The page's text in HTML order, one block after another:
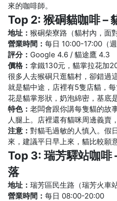
來的咖啡師。
Top 2: 猴硐貓咖啡 –
地址： 猴硐柴寮路（貓村內，面
營業時間： 每日 10:00-17:00（週
評分： Google 4.6 / 貓途鷹 4.3
價格： 拿鐵130元，貓掌拉花加
很多人去猴硐只逛貓村，卻錯過
就是貓中途，店裡有5隻店貓，
花是貓掌形狀，奶泡綿密，基底
特色： 老闆會跟你講每隻貓的故
人腿上。店裡還有貓咪周邊義賣
注意： 對貓毛過敏的人慎入。假
來，建議平日早上來，貓比較願
Top 3: 瑞芳驛站咖啡
落
地址： 瑞芳區民生路（瑞芳火車
營業時間： 每日 08:00-20:00